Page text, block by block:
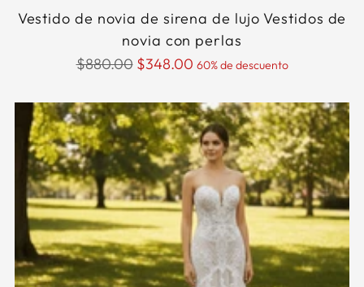
Vestido de novia de sirena de lujo Vestidos de
novia con perlas
Precio
$880.00 $348.00 60% de descuento